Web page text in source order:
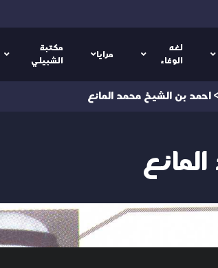
لغه
الوفاء
مرايا
مكتبة
الشبيلي
> احمد بن الشيخ محمد المانع